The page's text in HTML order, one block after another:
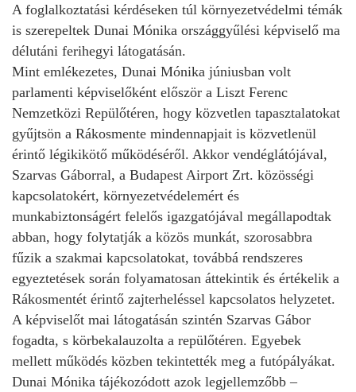
A foglalkoztatási kérdéseken túl környezetvédelmi témák
is szerepeltek Dunai Mónika országgyűlési képviselő ma
délutáni ferihegyi látogatásán.
Mint emlékezetes, Dunai Mónika júniusban volt
parlamenti képviselőként először a Liszt Ferenc
Nemzetközi Repülőtéren, hogy közvetlen tapasztalatokat
gyűjtsön a Rákosmente mindennapjait is közvetlenül
érintő légikikötő működéséről. Akkor vendéglátójával,
Szarvas Gáborral, a Budapest Airport Zrt. közösségi
kapcsolatokért, környezetvédelemért és
munkabiztonságért felelős igazgatójával megállapodtak
abban, hogy folytatják a közös munkát, szorosabbra
fűzik a szakmai kapcsolatokat, továbbá rendszeres
egyeztetések során folyamatosan áttekintik és értékelik a
Rákosmentét érintő zajterheléssel kapcsolatos helyzetet.
A képviselőt mai látogatásán szintén Szarvas Gábor
fogadta, s körbekalauzolta a repülőtéren. Egyebek
mellett működés közben tekintették meg a futópályákat.
Dunai Mónika tájékozódott azok legjellemzőbb –